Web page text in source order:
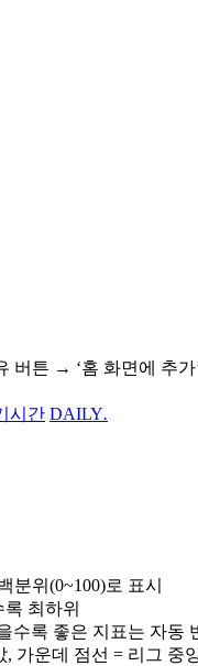
버튼 → ‘홈 화면에 추가
시간 DAILY.
분위(0~100)로 표시
최하위
수록 좋은 지표는 자동
, 가운데 점선 = 리그 중